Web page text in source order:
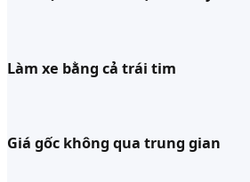
Làm xe bằng cả trái tim
Giá gốc không qua trung gian